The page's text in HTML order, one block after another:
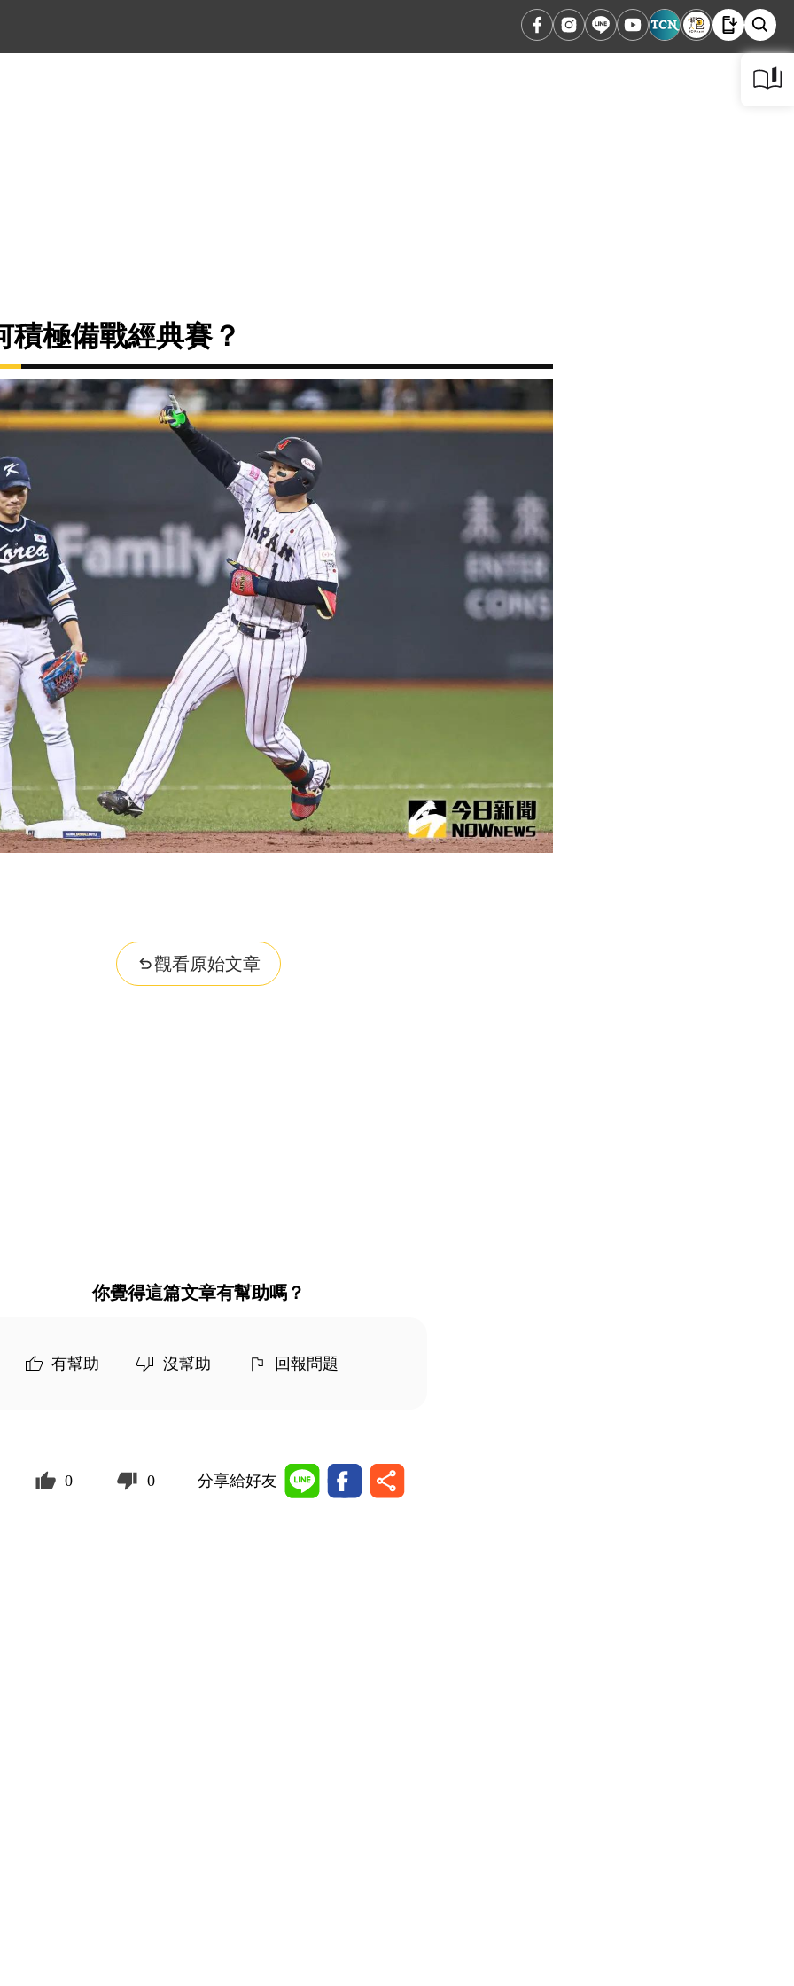
積極備戰經典賽？
觀看原始文章
你覺得這篇文章有幫助嗎？
有幫助 沒幫助 回報問題
0 0 分享給好友